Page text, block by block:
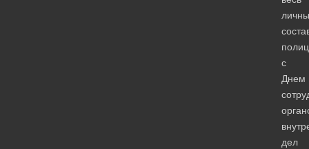
с
Днем
дел